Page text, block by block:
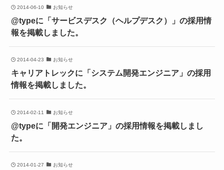
2014-06-10 お知らせ
@typeに「サービスデスク（ヘルプデスク）」の採用情
報を掲載しました。
2014-04-23 お知らせ
キャリアトレックに「システム開発エンジニア」の採用
情報を掲載しました。
2014-02-11 お知らせ
@typeに「開発エンジニア」の採用情報を掲載しまし
た。
2014-01-27 お知らせ